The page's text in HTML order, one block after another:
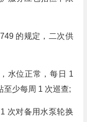
的规定，二次供
水位正常，每日 1
至少每周 1 次巡查;
次对备用水泵轮换